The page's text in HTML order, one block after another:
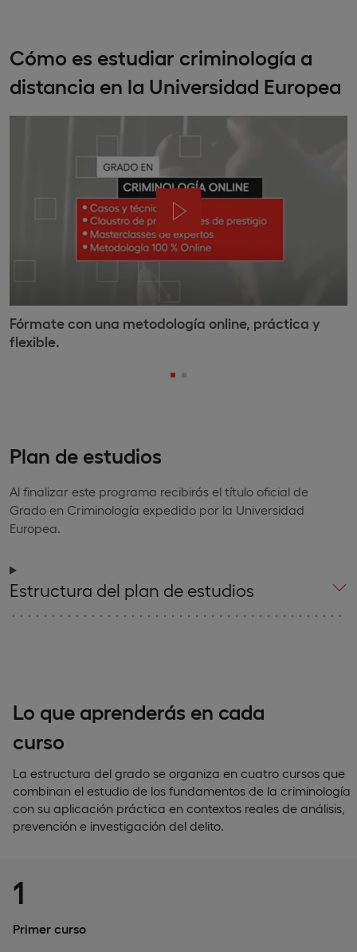
Cómo es estudiar criminología a
distancia en la Universidad Europea
Fórmate con una metodología online, práctica y
flexible.
Plan de estudios
Al finalizar este programa recibirás el título oficial de
Grado en Criminología expedido por la Universidad
Europea.
Estructura del plan de estudios
Lo que aprenderás en cada
curso
La estructura del grado se organiza en cuatro cursos que
combinan el estudio de los fundamentos de la criminología
con su aplicación práctica en contextos reales de análisis,
prevención e investigación del delito.
1
Primer curso